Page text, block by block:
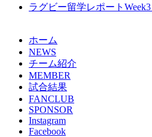
ラグビー留学レポート
ホーム
NEWS
チーム紹介
MEMBER
試合結果
FANCLUB
SPONSOR
Instagram
Facebook